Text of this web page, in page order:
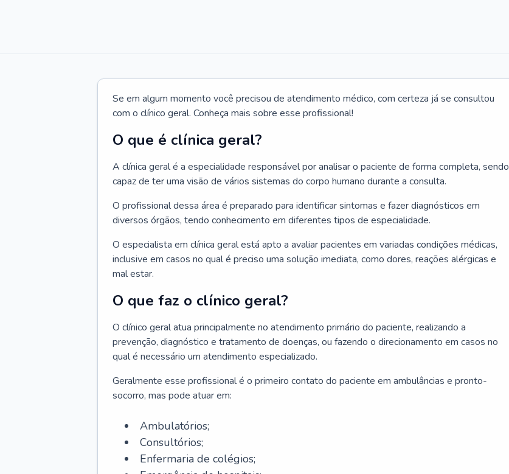
Se em algum momento você precisou de atendimento médico, com certeza já se consultou
com o clínico geral. Conheça mais sobre esse profissional!
O que é clínica geral?
A clínica geral é a especialidade responsável por analisar o paciente de forma completa, sendo
capaz de ter uma visão de vários sistemas do corpo humano durante a consulta.
O profissional dessa área é preparado para identificar sintomas e fazer diagnósticos em
diversos órgãos, tendo conhecimento em diferentes tipos de especialidade.
O especialista em clínica geral está apto a avaliar pacientes em variadas condições médicas,
inclusive em casos no qual é preciso uma solução imediata, como dores, reações alérgicas e
mal estar.
O que faz o clínico geral?
O clínico geral atua principalmente no atendimento primário do paciente, realizando a
prevenção, diagnóstico e tratamento de doenças, ou fazendo o direcionamento em casos no
qual é necessário um atendimento especializado.
Geralmente esse profissional é o primeiro contato do paciente em ambulâncias e pronto-
socorro, mas pode atuar em:
Ambulatórios;
Consultórios;
Enfermaria de colégios;